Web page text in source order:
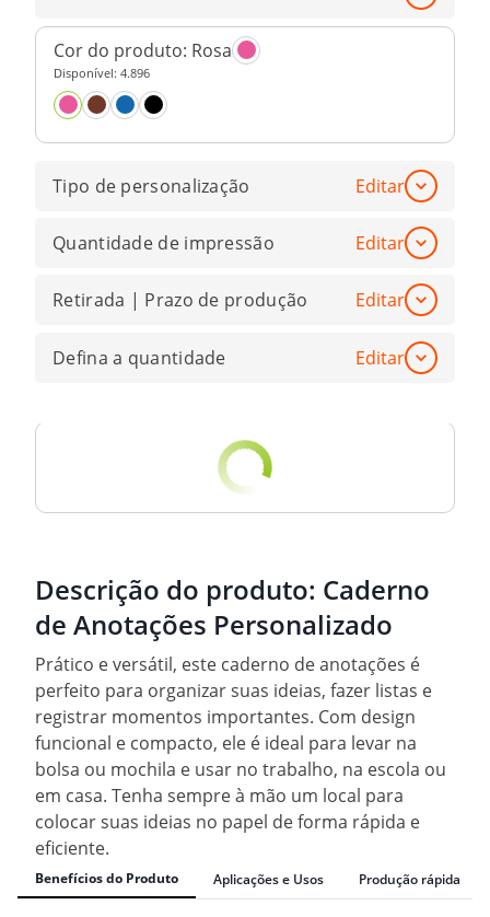
Cor do produto: Rosa
Disponível: 4.896
Tipo de personalização Editar
Quantidade de impressão Editar
Retirada | Prazo de produção Editar
Defina a quantidade Editar
Descrição do produto: Caderno
de Anotações Personalizado
Prático e versátil, este caderno de anotações é
perfeito para organizar suas ideias, fazer listas e
registrar momentos importantes. Com design
funcional e compacto, ele é ideal para levar na
bolsa ou mochila e usar no trabalho, na escola ou
em casa. Tenha sempre à mão um local para
colocar suas ideias no papel de forma rápida e
eficiente.
Benefícios do Produto Aplicações e Usos Produção rápida